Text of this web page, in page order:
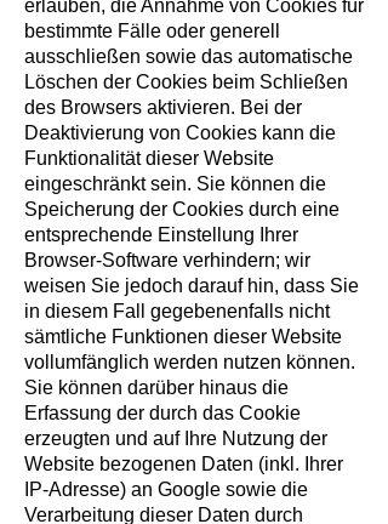
erlauben, die Annahme von Cookies für
bestimmte Fälle oder generell
ausschließen sowie das automatische
Löschen der Cookies beim Schließen
des Browsers aktivieren. Bei der
Deaktivierung von Cookies kann die
Funktionalität dieser Website
eingeschränkt sein. Sie können die
Speicherung der Cookies durch eine
entsprechende Einstellung Ihrer
Browser-Software verhindern; wir
weisen Sie jedoch darauf hin, dass Sie
in diesem Fall gegebenenfalls nicht
sämtliche Funktionen dieser Website
vollumfänglich werden nutzen können.
Sie können darüber hinaus die
Erfassung der durch das Cookie
erzeugten und auf Ihre Nutzung der
Website bezogenen Daten (inkl. Ihrer
IP-Adresse) an Google sowie die
Verarbeitung dieser Daten durch